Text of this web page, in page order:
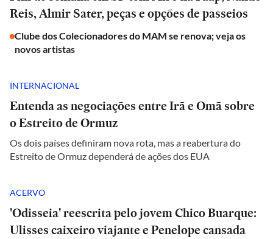
Reis, Almir Sater, peças e opções de passeios
Clube dos Colecionadores do MAM se renova; veja os
novos artistas
INTERNACIONAL
Entenda as negociações entre Irã e Omã sobre
o Estreito de Ormuz
Os dois países definiram nova rota, mas a reabertura do
Estreito de Ormuz dependerá de ações dos EUA
ACERVO
'Odisseia' reescrita pelo jovem Chico Buarque:
Ulisses caixeiro viajante e Penelope cansada